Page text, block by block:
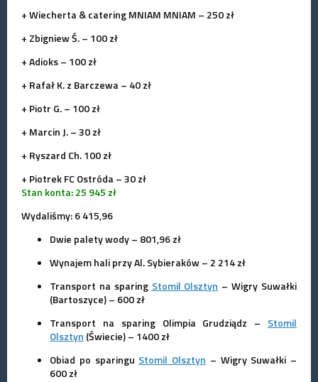
+ Wiecherta & catering MNIAM MNIAM – 250 zł
+ Zbigniew Ś. – 100 zł
+ Adioks – 100 zł
+ Rafał K. z Barczewa – 40 zł
+ Piotr G. – 100 zł
+ Marcin J. – 30 zł
+ Ryszard Ch. 100 zł
+ Piotrek FC Ostróda – 30 zł
Stan konta: 25 945 zł
Wydaliśmy: 6 415,96
Dwie palety wody – 801,96 zł
Wynajem hali przy Al. Sybieraków – 2 214 zł
Transport na sparing Stomil Olsztyn – Wigry Suwałki
(Bartoszyce) – 600 zł
Transport na sparing Olimpia Grudziądz – Stomil
Olsztyn (Świecie) – 1400 zł
Obiad po sparingu Stomil Olsztyn – Wigry Suwałki –
600 zł